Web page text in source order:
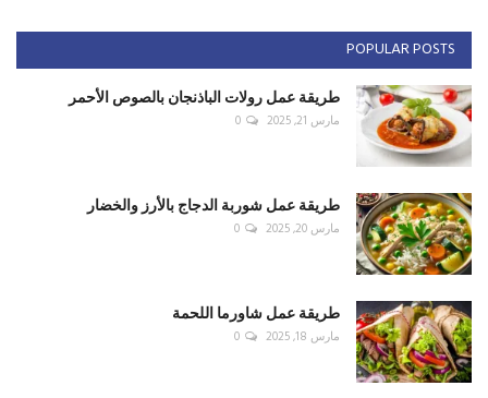
POPULAR POSTS
طريقة عمل رولات الباذنجان بالصوص الأحمر
مارس 21, 2025 0
طريقة عمل شوربة الدجاج بالأرز والخضار
مارس 20, 2025 0
طريقة عمل شاورما اللحمة
مارس 18, 2025 0